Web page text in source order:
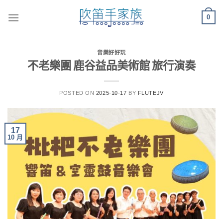
0
音樂好好玩
不老樂團 鹿谷益品美術館 旅行演奏
POSTED ON 2025-10-17 BY FLUTEJV
17
10 月